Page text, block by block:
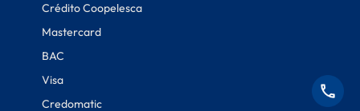
Crédito Coopelesca
Mastercard
BAC
Visa
Credomatic